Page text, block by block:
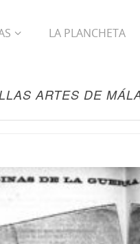
LA PLANCHETA
ARTES DE